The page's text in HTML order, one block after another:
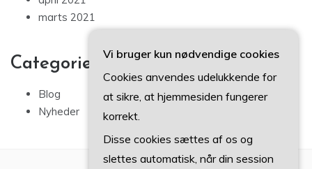
marts 2021
Categories
Blog
Nyheder
Vi bruger kun nødvendige cookies
Cookies anvendes udelukkende for
at sikre, at hjemmesiden fungerer
korrekt.
Disse cookies sættes af os og
slettes automatisk, når din session